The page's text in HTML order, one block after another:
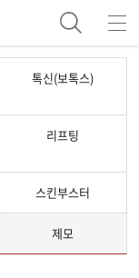
톡신(보톡스)
리프팅
스킨부스터
제모